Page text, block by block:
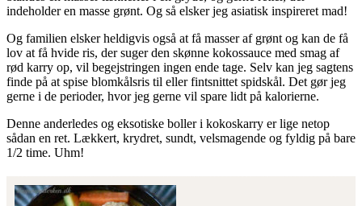
indeholder en masse grønt. Og så elsker jeg asiatisk inspireret mad!
Og familien elsker heldigvis også at få masser af grønt og kan de få
lov at få hvide ris, der suger den skønne kokossauce med smag af
rød karry op, vil begejstringen ingen ende tage. Selv kan jeg sagtens
finde på at spise blomkålsris til eller fintsnittet spidskål. Det gør jeg
gerne i de perioder, hvor jeg gerne vil spare lidt på kalorierne.
Denne anderledes og eksotiske boller i kokoskarry er lige netop
sådan en ret. Lækkert, krydret, sundt, velsmagende og fyldig på bare
1/2 time. Uhm!